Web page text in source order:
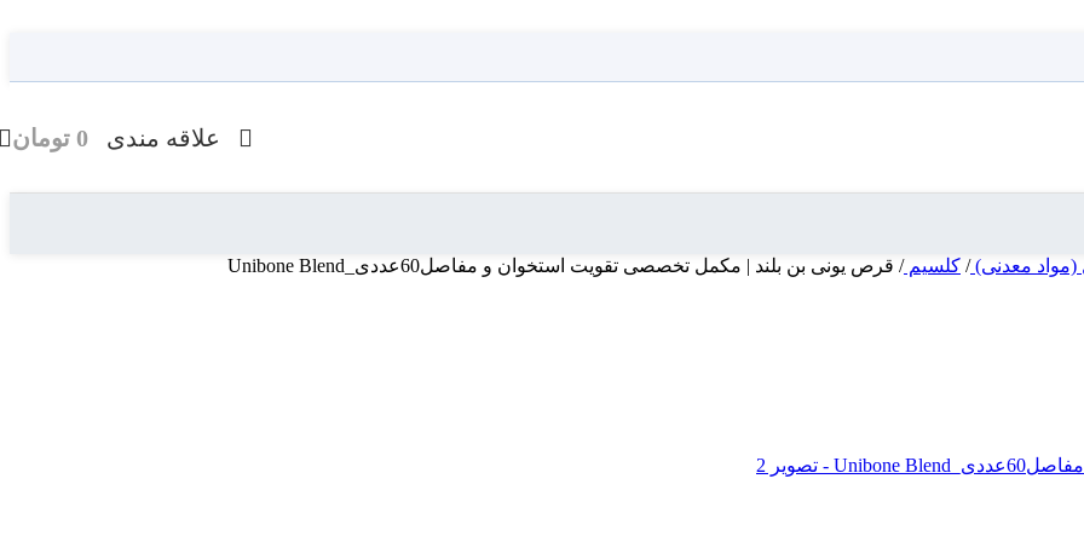
علاقه مندی 0 تومان
(مواد معدنی)/ کلسیم/ قرص یونی بن بلند | مکمل تخصصی تقویت استخوان و مفاصل60عددی_Unibone Blend